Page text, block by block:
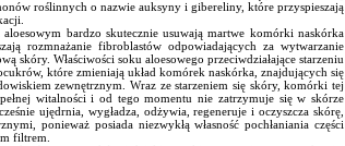
roślinnych o nazwie auksyny i gibereliny, które przyspieszają
bardzo skutecznie usuwają martwe komórki naskórka
rozmnażanie fibroblastów odpowiadających za wytwarzanie
skóry. Właściwości soku aloesowego przeciwdziałające starzeniu
które zmieniają układ komórek naskórka, znajdujących się
zewnętrznym. Wraz ze starzeniem się skóry, komórki tej
witalności i od tego momentu nie zatrzymuje się w skórze
ujędrnia, wygładza, odżywia, regeneruje i oczyszcza skórę,
ponieważ posiada niezwykłą własność pochłaniania części
filtrem.